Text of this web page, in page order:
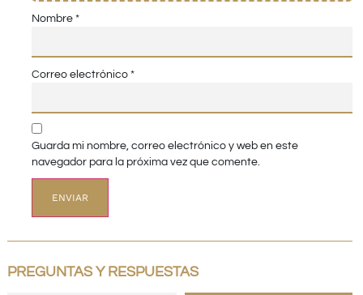
Nombre *
Correo electrónico *
Guarda mi nombre, correo electrónico y web en este
navegador para la próxima vez que comente.
PREGUNTAS Y RESPUESTAS